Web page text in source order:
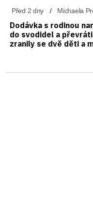
Před 2 dny Michaela
Dodávka s rodinou
do svodidel a
zranily se dvě děti a